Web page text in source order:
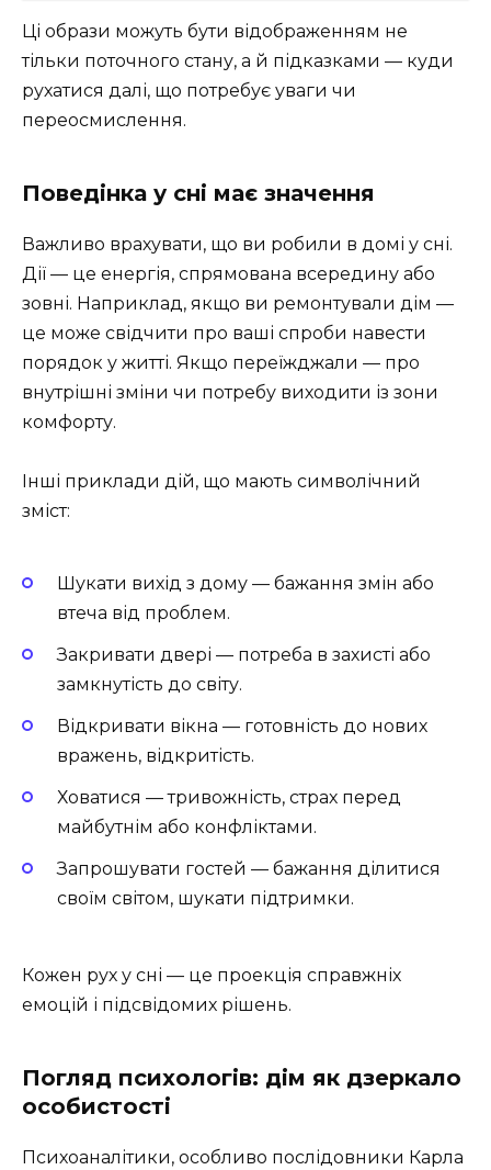
Ці образи можуть бути відображенням не
тільки поточного стану, а й підказками — куди
рухатися далі, що потребує уваги чи
переосмислення.
Поведінка у сні має значення
Важливо врахувати, що ви робили в домі у сні.
Дії — це енергія, спрямована всередину або
зовні. Наприклад, якщо ви ремонтували дім —
це може свідчити про ваші спроби навести
порядок у житті. Якщо переїжджали — про
внутрішні зміни чи потребу виходити із зони
комфорту.
Інші приклади дій, що мають символічний
зміст:
Шукати вихід з дому — бажання змін або
втеча від проблем.
Закривати двері — потреба в захисті або
замкнутість до світу.
Відкривати вікна — готовність до нових
вражень, відкритість.
Ховатися — тривожність, страх перед
майбутнім або конфліктами.
Запрошувати гостей — бажання ділитися
своїм світом, шукати підтримки.
Кожен рух у сні — це проекція справжніх
емоцій і підсвідомих рішень.
Погляд психологів: дім як дзеркало
особистості
Психоаналітики, особливо послідовники Карла